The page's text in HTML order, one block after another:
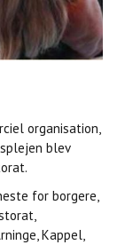
organisation,
blev
for borgere,
Kappel,